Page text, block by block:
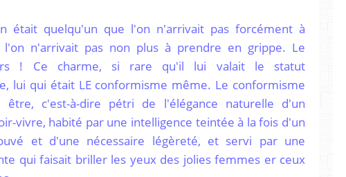
était quelqu'un que l'on n'arrivait pas forcément à
n'arrivait pas non plus à prendre en grippe. Le
! Ce charme, si rare qu'il lui valait le statut
lui qui était LE conformisme même. Le conformisme
c'est-à-dire pétri de l'élégance naturelle d'un
vivre, habité par une intelligence teintée à la fois d'un
et d'une nécessaire légèreté, et servi par une
qui faisait briller les yeux des jolies femmes er ceux